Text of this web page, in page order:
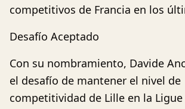
competitivos de Francia en los
Desafío Aceptado
Con su nombramiento, Davide
el desafío de mantener el nivel de
competitividad de Lille en la Ligue